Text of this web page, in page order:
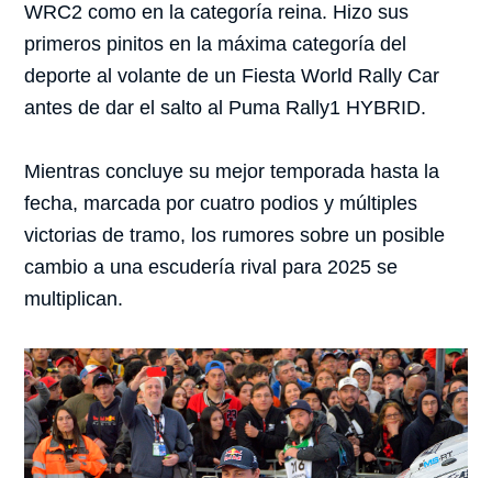
WRC2 como en la categoría reina. Hizo sus
primeros pinitos en la máxima categoría del
deporte al volante de un Fiesta World Rally Car
antes de dar el salto al Puma Rally1 HYBRID.
Mientras concluye su mejor temporada hasta la
fecha, marcada por cuatro podios y múltiples
victorias de tramo, los rumores sobre un posible
cambio a una escudería rival para 2025 se
multiplican.